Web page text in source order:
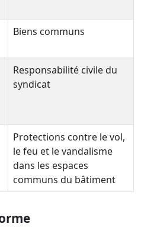
Biens communs
Responsabilité civile du
syndicat
Protections contre le vol,
le feu et le vandalisme
dans les espaces
communs du bâtiment